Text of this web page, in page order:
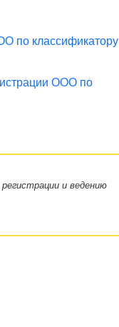
по классификатору
ООО по
и ведению